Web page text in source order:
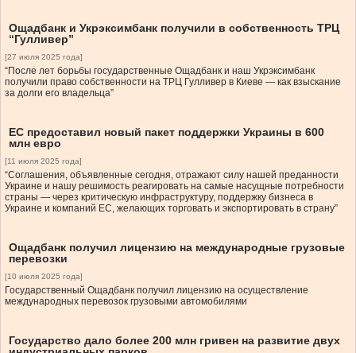
Ощадбанк и Укрэксимбанк получили в собственность ТРЦ
“Гулливер”
[27 июля 2025 года]
“После лет борьбы государственные Ощадбанк и наш Укрэксимбанк
получили право собственности на ТРЦ Гулливер в Киеве — как взыскание
за долги его владельца”
ЕС предоставил новый пакет поддержки Украины в 600
млн евро
[11 июля 2025 года]
“Соглашения, объявленные сегодня, отражают силу нашей преданности
Украине и нашу решимость реагировать на самые насущные потребности
страны — через критическую инфраструктуру, поддержку бизнеса в
Украине и компаний ЕС, желающих торговать и экспортировать в страну”
Ощадбанк получил лицензию на международные грузовые
перевозки
[10 июля 2025 года]
Государственный Ощадбанк получил лицензию на осуществление
международных перевозок грузовыми автомобилями
Государство дало более 200 млн гривен на развитие двух